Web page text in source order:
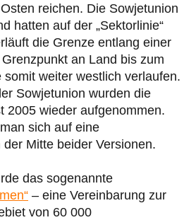
reichen. Die Sowjetunion
hatten auf der „Sektorlinie“
die Grenze entlang einer
an Land bis zum
somit weiter westlich verlaufen.
Sowjetunion wurden die
2005 wieder aufgenommen.
sich auf eine
Mitte beider Versionen.
das sogenannte
– eine Vereinbarung zur
von 60 000